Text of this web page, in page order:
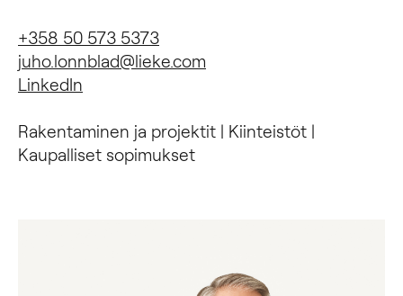
+358 50 573 5373
juho.lonnblad@lieke.com
LinkedIn
Rakentaminen ja projektit | Kiinteistöt |
Kaupalliset sopimukset